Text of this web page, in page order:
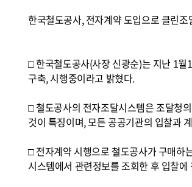
한국철도공사, 전자계약 도입으로 클린조
□ 한국철도공사(사장 신광순)는 지난 1월
구축, 시행중이라고 밝혔다.
□ 철도공사의 전자조달시스템은 조달청
것이 특징이며, 모든 공공기관의 입찰과
□ 전자계약 시행으로 철도공사가 구매하
시스템에서 관련정보를 조회한 후 입찰